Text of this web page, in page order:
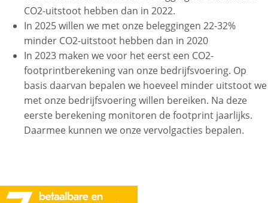
CO2-uitstoot hebben dan in 2022.
In 2025 willen we met onze beleggingen 22-32%
minder CO2-uitstoot hebben dan in 2020
In 2023 maken we voor het eerst een CO2-
footprintberekening van onze bedrijfsvoering. Op
basis daarvan bepalen we hoeveel minder uitstoot we
met onze bedrijfsvoering willen bereiken. Na deze
eerste berekening monitoren de footprint jaarlijks.
Daarmee kunnen we onze vervolgacties bepalen.